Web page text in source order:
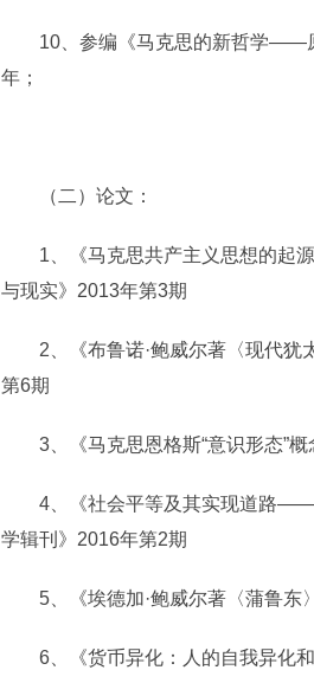
10、参编《马克思的新哲学——原
年；
（二）论文：
1、《马克思共产主义思想的起源
与现实》2013年第3期
2、《布鲁诺·鲍威尔著〈现代犹
第6期
3、《马克思恩格斯“意识形态”概
4、《社会平等及其实现道路——
学辑刊》2016年第2期
5、《埃德加·鲍威尔著〈蒲鲁东
6、《货币异化：人的自我异化和